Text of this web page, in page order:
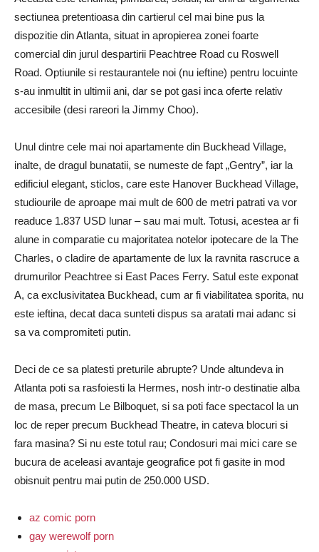
sectiunea pretentioasa din cartierul cel mai bine pus la
dispozitie din Atlanta, situat in apropierea zonei foarte
comercial din jurul despartirii Peachtree Road cu Roswell
Road. Optiunile si restaurantele noi (nu ieftine) pentru locuinte
s-au inmultit in ultimii ani, dar se pot gasi inca oferte relativ
accesibile (desi rareori la Jimmy Choo).
Unul dintre cele mai noi apartamente din Buckhead Village,
inalte, de dragul bunatatii, se numeste de fapt „Gentry”, iar la
edificiul elegant, sticlos, care este Hanover Buckhead Village,
studiourile de aproape mai mult de 600 de metri patrati va vor
readuce 1.837 USD lunar – sau mai mult. Totusi, acestea ar fi
alune in comparatie cu majoritatea notelor ipotecare de la The
Charles, o cladire de apartamente de lux la ravnita rascruce a
drumurilor Peachtree si East Paces Ferry. Satul este exponat
A, ca exclusivitatea Buckhead, cum ar fi viabilitatea sporita, nu
este ieftina, decat daca sunteti dispus sa aratati mai adanc si
sa va compromiteti putin.
Deci de ce sa platesti preturile abrupte? Unde altundeva in
Atlanta poti sa rasfoiesti la Hermes, nosh intr-o destinatie alba
de masa, precum Le Bilboquet, si sa poti face spectacol la un
loc de reper precum Buckhead Theatre, in cateva blocuri si
fara masina? Si nu este totul rau; Condosuri mai mici care se
bucura de aceleasi avantaje geografice pot fi gasite in mod
obisnuit pentru mai putin de 250.000 USD.
az comic porn
gay werewolf porn